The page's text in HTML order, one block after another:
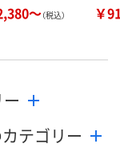
～（税込） ￥
テゴリー